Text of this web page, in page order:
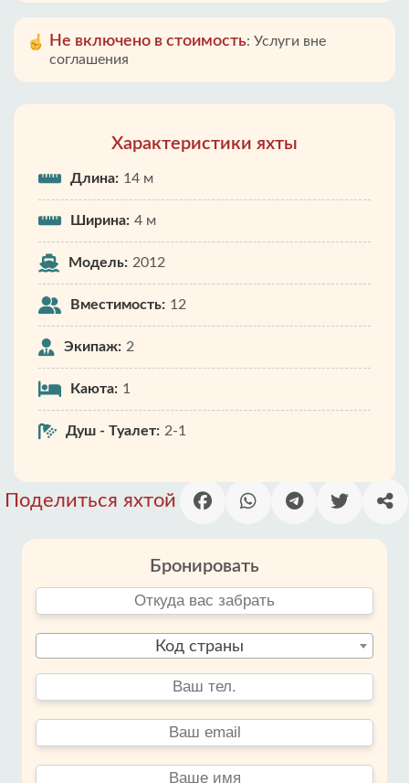
Не включено в стоимость: Услуги вне
соглашения
Характеристики яхты
Длина: 14 м
Ширина: 4 м
Модель: 2012
Вместимость: 12
Экипаж: 2
Каюта: 1
Душ - Туалет: 2-1
Поделиться яхтой
Бронировать
Код страны